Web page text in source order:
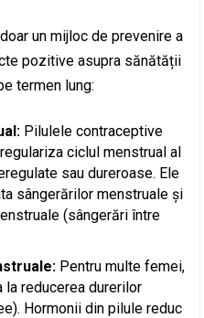
un mijloc de prevenire a
pozitive asupra sănătății
termen lung:
Pilulele contraceptive
ciclul menstrual al
sau dureroase. Ele
sângerărilor menstruale și
(sângerări între
Pentru multe femei,
reducerea durerilor
Hormonii din pilule reduc